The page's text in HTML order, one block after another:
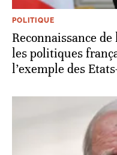
POLITIQUE
Reconnaissance
les politiques
l’exemple des